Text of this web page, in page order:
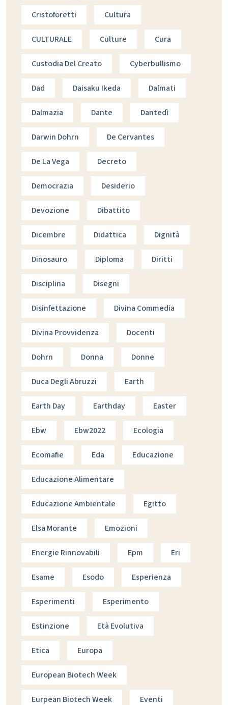
Cristoforetti Cultura
CULTURALE Culture Cura
Custodia Del Creato Cyberbullismo
Dad Daisaku Ikeda Dalmati
Dalmazia Dante Dantedì
Darwin Dohrn De Cervantes
De La Vega Decreto
Democrazia Desiderio
Devozione Dibattito
Dicembre Didattica Dignità
Dinosauro Diploma Diritti
Disciplina Disegni
Disinfettazione Divina Commedia
Divina Provvidenza Docenti
Dohrn Donna Donne
Duca Degli Abruzzi Earth
Earth Day Earthday Easter
Ebw Ebw2022 Ecologia
Ecomafie Eda Educazione
Educazione Alimentare
Educazione Ambientale Egitto
Elsa Morante Emozioni
Energie Rinnovabili Epm Eri
Esame Esodo Esperienza
Esperimenti Esperimento
Estinzione Età Evolutiva
Etica Europa
European Biotech Week
Eurpean Biotech Week Eventi